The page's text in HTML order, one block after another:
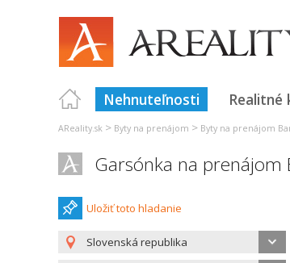
Nehnuteľnosti Realitné
AReality.sk > Byty na prenájom > Byty na prenájom
Garsónka na prenájom
Uložiť toto hladanie
Slovenská republika